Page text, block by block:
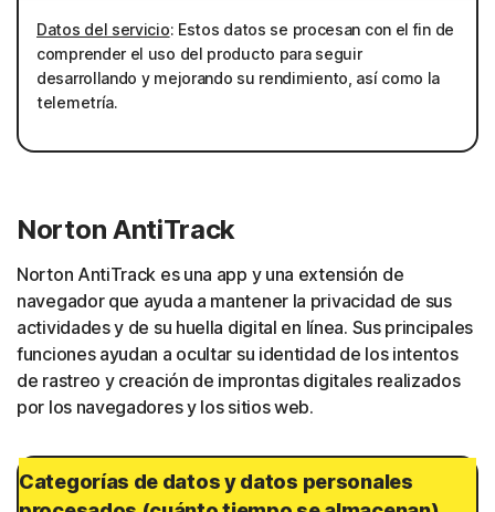
Datos del servicio: Estos datos se procesan con el fin de
comprender el uso del producto para seguir
desarrollando y mejorando su rendimiento, así como la
telemetría.
Norton AntiTrack
Norton AntiTrack es una app y una extensión de
navegador que ayuda a mantener la privacidad de sus
actividades y de su huella digital en línea. Sus principales
funciones ayudan a ocultar su identidad de los intentos
de rastreo y creación de improntas digitales realizados
por los navegadores y los sitios web.
Categorías de datos y datos personales